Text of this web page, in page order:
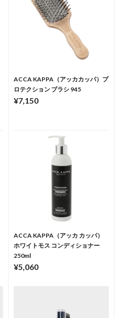
ACCA KAPPA（アッカカッパ）プ
ロテクション ブラシ 945
¥7,150
ACCA KAPPA（アッカ カッパ）
ホワイトモス コンディショナー
250ml
¥5,060